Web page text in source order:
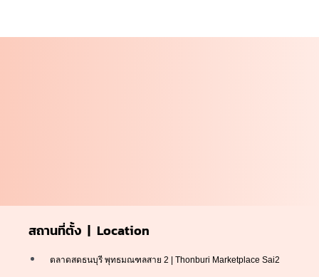
สถานที่ตั้ง | Location
ตลาดสดธนบุรี พุทธมณฑลสาย 2 | Thonburi Marketplace Sai2